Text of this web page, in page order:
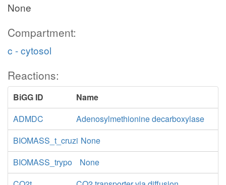
None
Compartment:
c - cytosol
Reactions:
BiGG ID
Name
ADMDC
Adenosylmethionine decarboxylase
BIOMASS_t_cruzi None
BIOMASS_trypo
None